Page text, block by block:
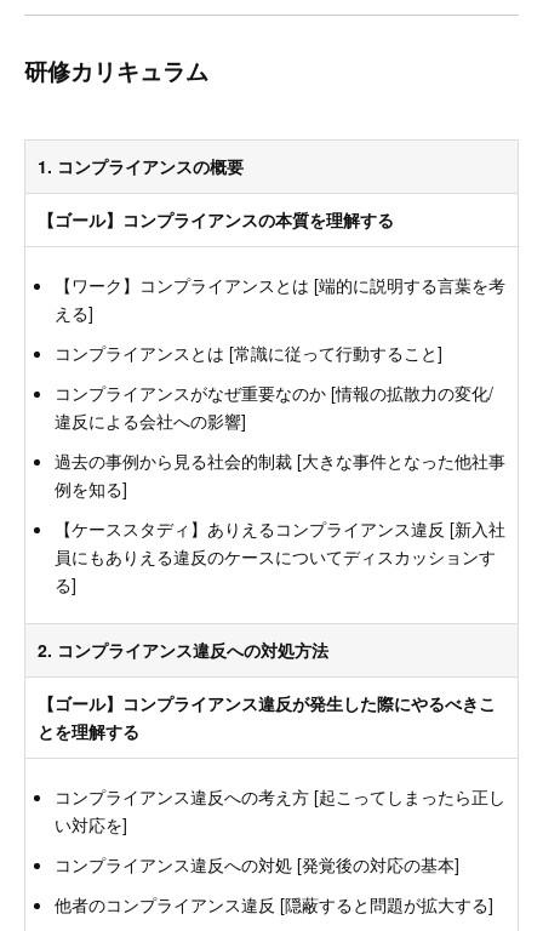
研修カリキュラム
1. コンプライアンスの概要
【ゴール】コンプライアンスの本質を理解する
【ワーク】コンプライアンスとは [端的に説明する言葉を考
える]
コンプライアンスとは [常識に従って行動すること]
コンプライアンスがなぜ重要なのか [情報の拡散力の変化/
違反による会社への影響]
過去の事例から見る社会的制裁 [大きな事件となった他社事
例を知る]
【ケーススタディ】ありえるコンプライアンス違反 [新入社
員にもありえる違反のケースについてディスカッションす
る]
2. コンプライアンス違反への対処方法
【ゴール】コンプライアンス違反が発生した際にやるべきこ
とを理解する
コンプライアンス違反への考え方 [起こってしまったら正し
い対応を]
コンプライアンス違反への対処 [発覚後の対応の基本]
他者のコンプライアンス違反 [隠蔽すると問題が拡大する]